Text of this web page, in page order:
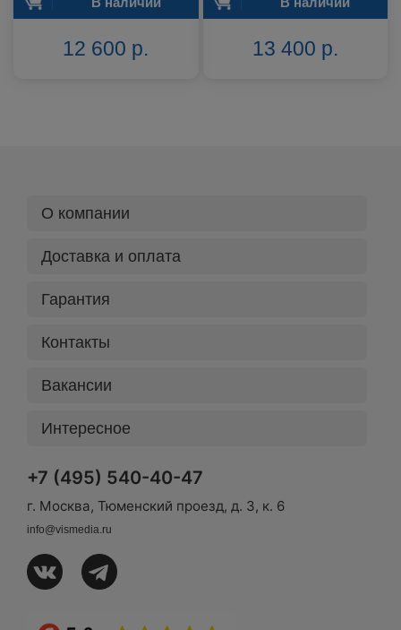
12 600 р. 13 400 р.
О компании
Доставка и оплата
Гарантия
Контакты
Вакансии
Интересное
+7 (495) 540-40-47
г. Москва, Тюменский проезд, д. 3, к. 6
info@vismedia.ru